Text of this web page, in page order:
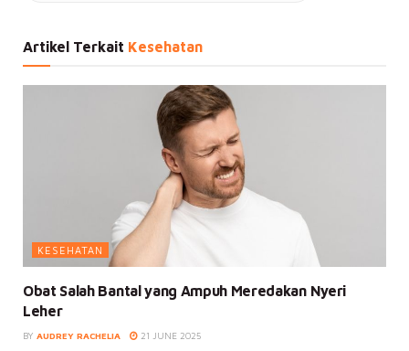
Artikel Terkait Kesehatan
KESEHATAN
Obat Salah Bantal yang Ampuh Meredakan Nyeri
Leher
BY AUDREY RACHELIA 21 JUNE 2025